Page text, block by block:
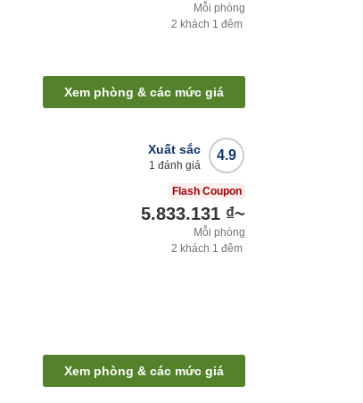
Mỗi phòng
2 khách 1 đêm
Xem phòng & các mức giá
4.9
Xuất sắc
1 đánh giá
Flash Coupon
5.833.131 ₫~
Mỗi phòng
2 khách 1 đêm
Xem phòng & các mức giá